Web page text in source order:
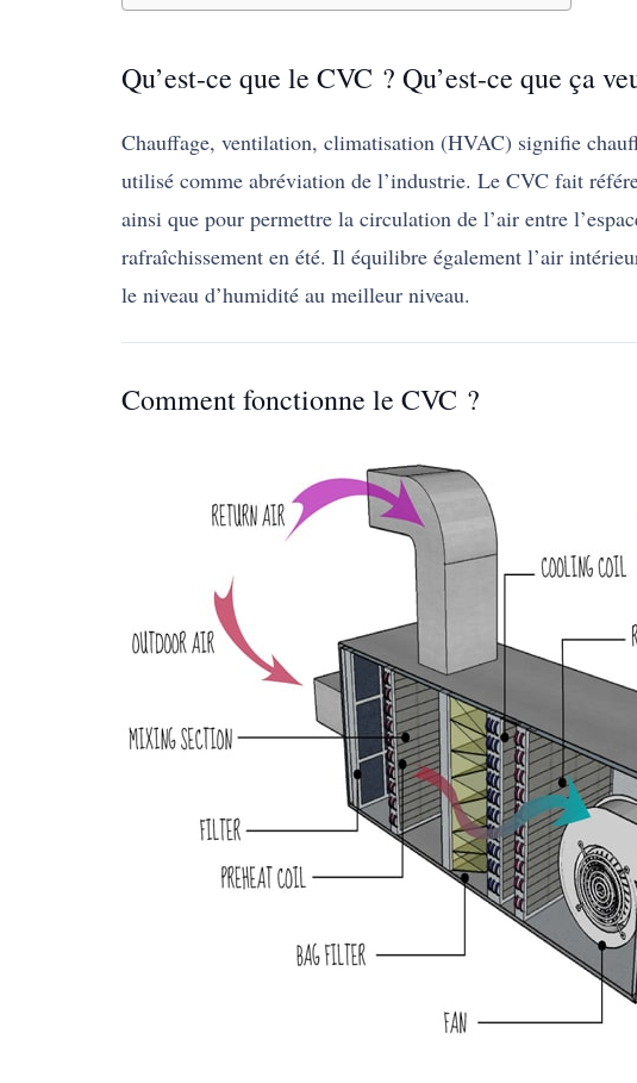
Qu’est-ce que le CVC ? Qu’est-ce que ça
Chauffage, ventilation, climatisation (HVAC) signifie
utilisé comme abréviation de l’industrie. Le CVC fait
ainsi que pour permettre la circulation de l’air entre
rafraîchissement en été. Il équilibre également l’air
le niveau d’humidité au meilleur niveau.
Comment fonctionne le CVC ?